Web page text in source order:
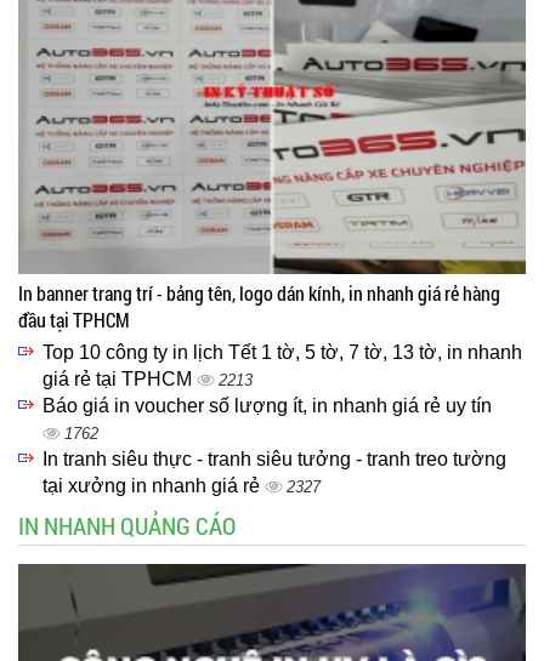
In banner trang trí - bảng tên, logo dán kính, in nhanh giá rẻ hàng
đầu tại TPHCM
Top 10 công ty in lịch Tết 1 tờ, 5 tờ, 7 tờ, 13 tờ, in nhanh
giá rẻ tại TPHCM
2213
Báo giá in voucher số lượng ít, in nhanh giá rẻ uy tín
1762
In tranh siêu thực - tranh siêu tưởng - tranh treo tường
tại xưởng in nhanh giá rẻ
2327
IN NHANH QUẢNG CÁO